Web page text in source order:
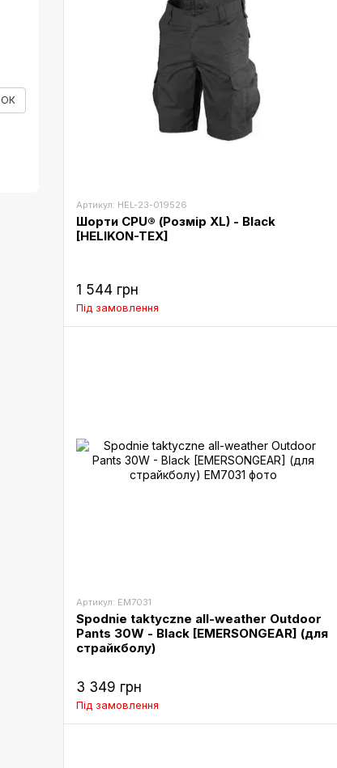
Артикул: HEL-23-019526
Шорти CPU® (Розмір XL) - Black
[HELIKON-TEX]
1 544 грн
Під замовлення
Артикул: EM7031
Spodnie taktyczne all-weather Outdoor
Pants 30W - Black [EMERSONGEAR] (для
страйкболу)
3 349 грн
Під замовлення
ОК